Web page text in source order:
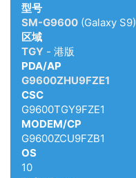
型号
SM-G9600 (Galaxy S9)
区域
TGY - 港版
PDA/AP
G9600ZHU9FZE1
CSC
G9600TGY9FZE1
MODEM/CP
G9600ZCU9FZB1
OS
10